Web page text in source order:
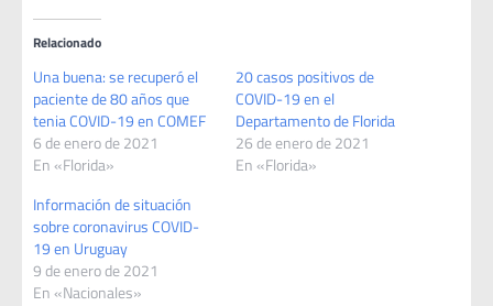
Relacionado
Una buena: se recuperó el
paciente de 80 años que
tenia COVID-19 en COMEF
6 de enero de 2021
En «Florida»
20 casos positivos de
COVID-19 en el
Departamento de Florida
26 de enero de 2021
En «Florida»
Información de situación
sobre coronavirus COVID-
19 en Uruguay
9 de enero de 2021
En «Nacionales»